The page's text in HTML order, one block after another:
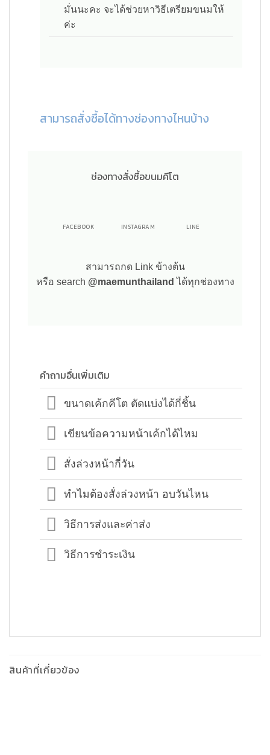
มั่นนะคะ จะได้ช่วยหาวิธีเตรียมขนมให้
ค่ะ
สามารถสั่งซื้อได้ทางช่องทางไหนบ้าง
ช่องทางสั่งซื้อขนมคีโต
FACEBOOK INSTAGRAM LINE
สามารถกด Link ข้างต้น
หรือ search @maemunthailand ได้ทุกช่องทาง
คำถามอื่นเพิ่มเติม
ขนาดเค้กคีโต ตัดแบ่งได้กี่ชิ้น
เขียนข้อความหน้าเค้กได้ไหม
สั่งล่วงหน้ากี่วัน
ทำไมต้องสั่งล่วงหน้า อบวันไหน
วิธีการส่งและค่าส่ง
วิธีการชำระเงิน
สินค้าที่เกี่ยวข้อง